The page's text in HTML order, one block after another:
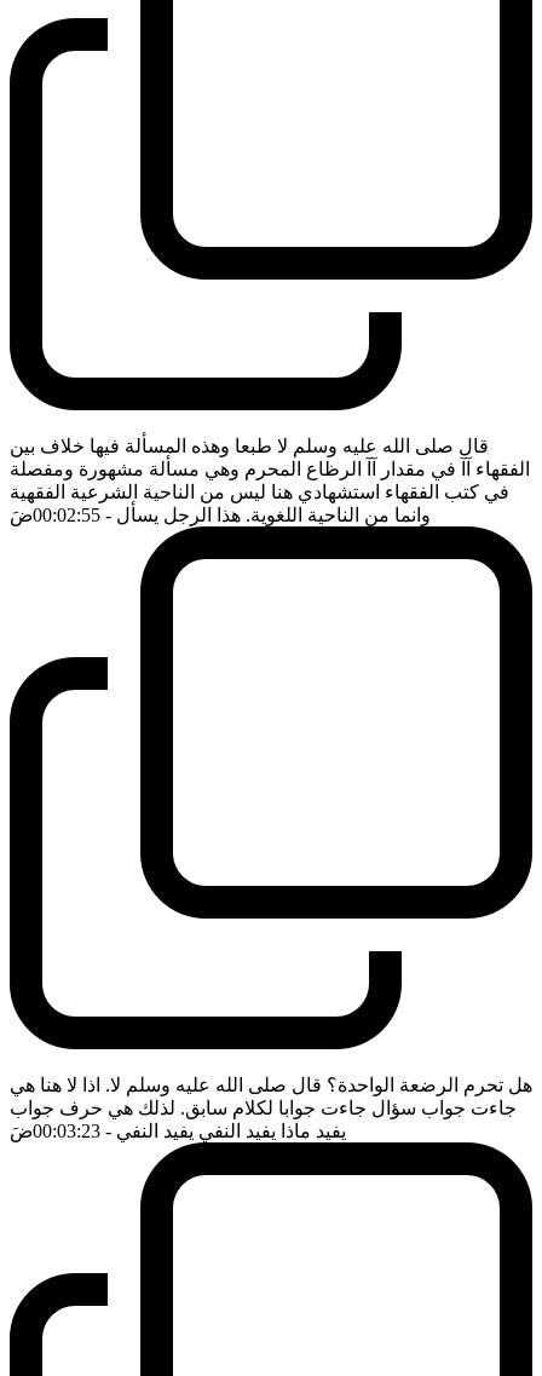
قال صلى الله عليه وسلم لا طبعا وهذه المسألة فيها خلاف بين
الفقهاء آآ في مقدار آآ الرظاع المحرم وهي مسألة مشهورة ومفصلة
في كتب الفقهاء استشهادي هنا ليس من الناحية الشرعية الفقهية
وانما من الناحية اللغوية. هذا الرجل يسأل - 00:02:55 ضَ
هل تحرم الرضعة الواحدة؟ قال صلى الله عليه وسلم لا. اذا لا هنا هي
جاءت جواب سؤال جاءت جوابا لكلام سابق. لذلك هي حرف جواب
يفيد ماذا يفيد النفي يفيد النفي - 00:03:23 ضَ